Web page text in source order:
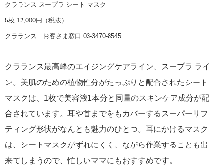
クラランス スープラ シート マスク
5枚 12,000円（税抜）
クラランス お客さま窓口 03-3470-8545
クラランス最高峰のエイジングケアライン、スープラ ライ
ン。美肌のための植物性分がたっぷりと配合されたシート
マスクは、1枚で美容液1本分と同量のスキンケア成分が配
合されています。耳や首までをもカバーするスーパーリフ
ティング形状がなんとも魅力のひとつ。耳にかけるマスク
は、シートマスクがずれにくく、ながら作業することも出
来てしまうので、忙しいママにもおすすめです。